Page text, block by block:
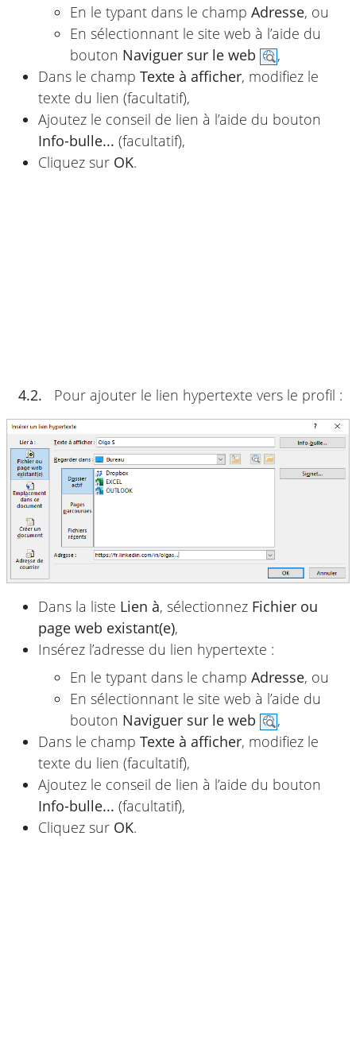
En le typant dans le champ Adresse, ou
En sélectionnant le site web à l’aide du
bouton Naviguer sur le web
,
Dans le champ Texte à afficher, modifiez le
texte du lien (facultatif),
Ajoutez le conseil de lien à l’aide du bouton
Info-bulle... (facultatif),
Cliquez sur OK.
4.2. Pour ajouter le lien hypertexte vers le profil :
Dans la liste Lien à, sélectionnez Fichier ou
page web existant(e),
Insérez l’adresse du lien hypertexte :
En le typant dans le champ Adresse, ou
En sélectionnant le site web à l’aide du
bouton Naviguer sur le web
,
Dans le champ Texte à afficher, modifiez le
texte du lien (facultatif),
Ajoutez le conseil de lien à l’aide du bouton
Info-bulle... (facultatif),
Cliquez sur OK.